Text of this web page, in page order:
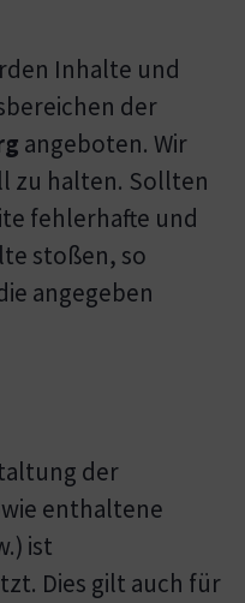
Inhalte und
der
angeboten. Wir
zu halten. Sollten
fehlerhafte und
stoßen, so
angegeben
der
enthaltene
ist
Dies gilt auch für